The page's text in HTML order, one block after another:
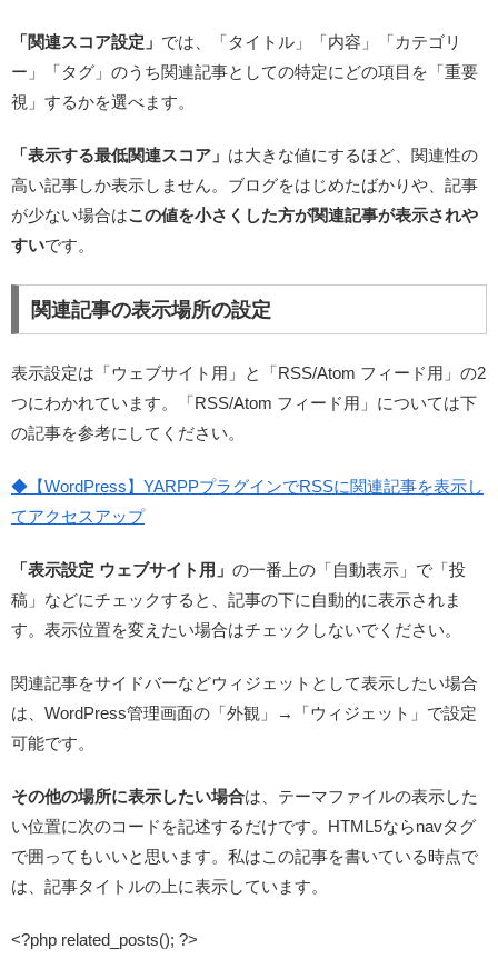
「関連スコア設定」 では、「タイトル」「内容」「カテゴリ
ー」「タグ」のうち関連記事としての特定にどの項目を「重要
視」するかを選べます。
「表示する最低関連スコア」 は大きな値にするほど、関連性の
高い記事しか表示しません。ブログをはじめたばかりや、記事
が少ない場合はこの値を小さくした方が関連記事が表示されや
すいです。
関連記事の表示場所の設定
表示設定は「ウェブサイト用」と「RSS/Atom フィード用」の2
つにわかれています。「RSS/Atom フィード用」については下
の記事を参考にしてください。
◆【WordPress】YARPPプラグインでRSSに関連記事を表示し
てアクセスアップ
「表示設定 ウェブサイト用」 の一番上の「自動表示」で「投
稿」などにチェックすると、記事の下に自動的に表示されま
す。表示位置を変えたい場合はチェックしないでください。
関連記事をサイドバーなどウィジェットとして表示したい場合
は、WordPress管理画面の「外観」→「ウィジェット」で設定
可能です。
その他の場所に表示したい場合は、テーマファイルの表示した
い位置に次のコードを記述するだけです。HTML5ならnavタグ
で囲ってもいいと思います。私はこの記事を書いている時点で
は、記事タイトルの上に表示しています。
<?php related_posts(); ?>